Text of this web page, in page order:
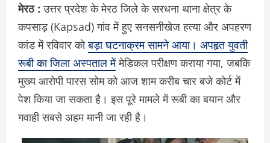
मेरठ : उत्तर प्रदेश के मेरठ जिले के सरधना थाना क्षेत्र के
कपसाड़ (Kapsad) गांव में हुए सनसनीखेज हत्या और अपहरण
कांड में रविवार कोबड़ा घटनाक्रम सामने आया। अपहृत युवती
रूबी का जिला अस्पताल मेंमेडिकल परीक्षण कराया गया, जबकि
मुख्य आरोपी पारस सोम को आज शाम करीब चार बजे कोर्ट में
पेश किया जा सकता है। इस पूरे मामले में रूबी का बयान और
गवाही सबसे अहम मानी जा रही है।